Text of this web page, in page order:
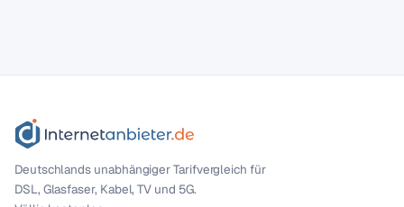
Deutschlands unabhängiger Tarif­vergleich für
DSL, Glasfaser, Kabel, TV und 5G.